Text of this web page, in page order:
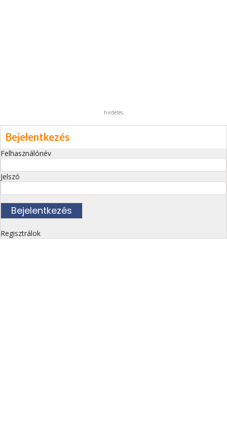
hirdetés
Bejelentkezés
Felhasználónév
Jelszó
Regisztrálok